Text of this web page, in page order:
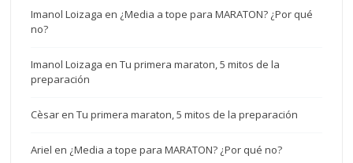
Imanol Loizaga en ¿Media a tope para MARATON? ¿Por qué
no?
Imanol Loizaga enTu primera maraton, 5 mitos de la
preparación
Cèsar enTu primera maraton, 5 mitos de la preparación
Ariel en ¿Media a tope para MARATON? ¿Por qué no?